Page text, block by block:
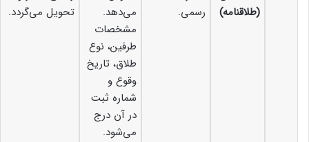
(طلاقنامه)
رسمی.
می‌دهد.
مشخصات
طرفین، نوع
طلاق، تاریخ
وقوع و
شماره ثبت
در آن درج
می‌شود.
تحویل می‌گردد.